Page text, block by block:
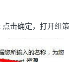
击确定，打开组策